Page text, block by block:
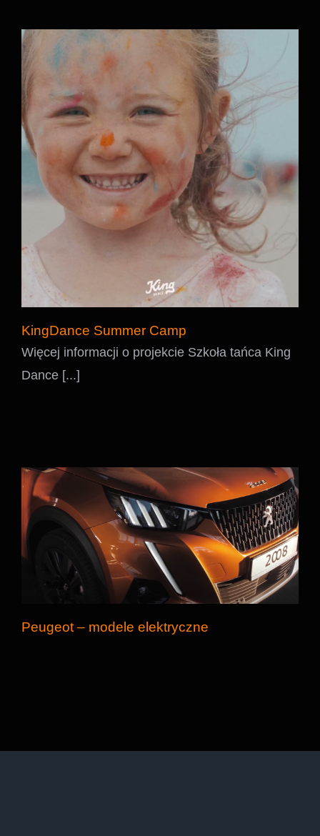
KingDance Summer Camp
KingDance Summer Camp
Więcej informacji o projekcie Szkoła tańca King
Dance [...]
Peugeot – modele elektryczne
Peugeot – modele elektryczne